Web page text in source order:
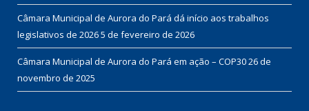
Câmara Municipal de Aurora do Pará dá início aos trabalhos
legislativos de 20265 de fevereiro de 2026
Câmara Municipal de Aurora do Pará em ação – COP3026 de
novembro de 2025